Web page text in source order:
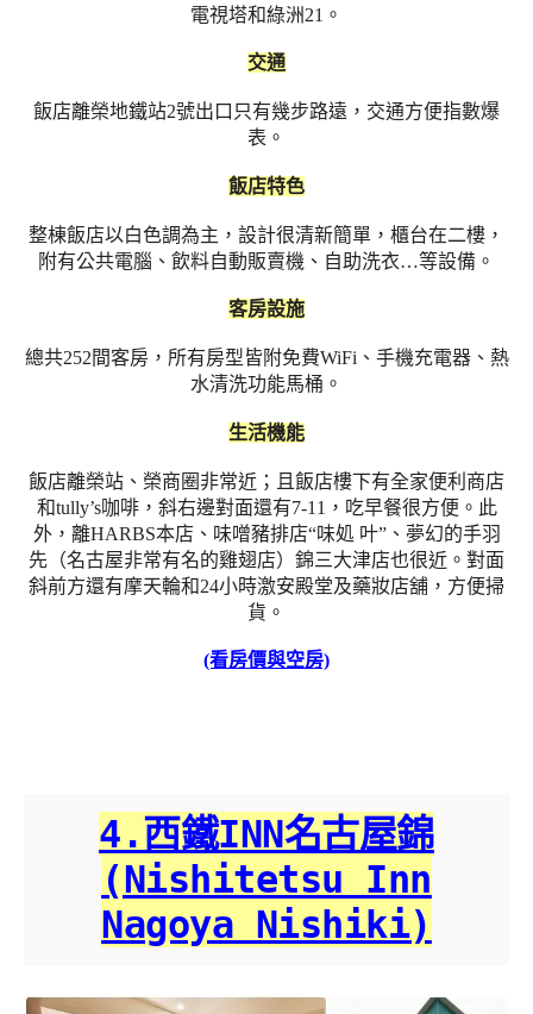
電視塔和綠洲21。
交通
飯店離榮地鐵站2號出口只有幾步路遠，交通方便指數爆
表。
飯店特色
整棟飯店以白色調為主，設計很清新簡單，櫃台在二樓，
附有公共電腦、飲料自動販賣機、自助洗衣…等設備。
客房設施
總共252間客房，所有房型皆附免費WiFi、手機充電器、熱
水清洗功能馬桶。
生活機能
飯店離榮站、榮商圈非常近；且飯店樓下有全家便利商店
和tully’s咖啡，斜右邊對面還有7-11，吃早餐很方便。此
外，離HARBS本店、味噌豬排店“味処 叶”、夢幻的手羽
先（名古屋非常有名的雞翅店）錦三大津店也很近。對面
斜前方還有摩天輪和24小時激安殿堂及藥妝店舖，方便掃
貨。
(看房價與空房)
4.西鐵INN名古屋錦
(Nishitetsu Inn
Nagoya Nishiki)